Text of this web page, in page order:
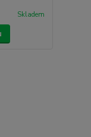
Skladem